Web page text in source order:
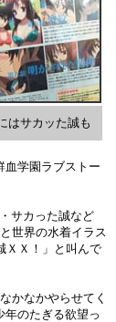
はサカッた誠も
血学園ラブストー
サカった誠など
世界の水着イラス
ＸＸ！」と叫んで
かなかやらせてく
のたぎる欲望っ